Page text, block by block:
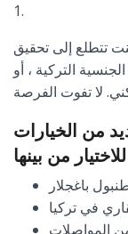
1.
تتطلع إلى تحقيق
التركية ، أو
من الخيارات
للاختيار من بينها
من المواصلات